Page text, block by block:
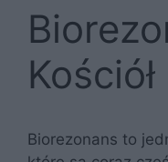
Kościół
Biorezonans to